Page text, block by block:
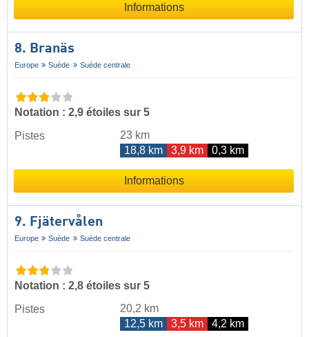
Informations
8. Branäs
Europe Suède Suède centrale
Notation : 2,9 étoiles sur 5
Pistes
23 km
18,8 km
3,9 km 0,3 km
Informations
9. Fjätervålen
Europe Suède Suède centrale
Notation : 2,8 étoiles sur 5
Pistes
20,2 km
12,5 km
3,5 km 4,2 km